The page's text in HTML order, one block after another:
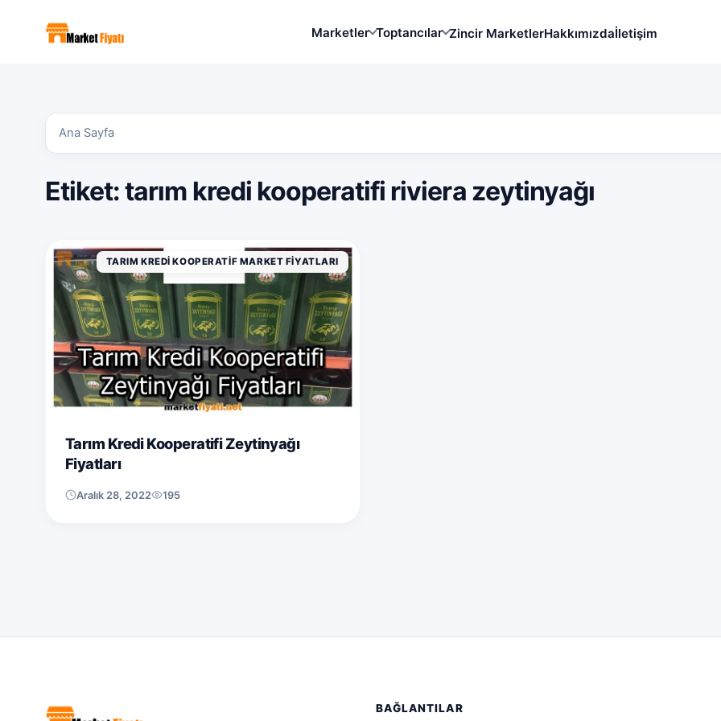
Marketler Toptancılar Zincir MarketlerHakkımızdaİletişim
Ana Sayfa
Etiket:tarım kredi kooperatifi riviera zeytinyağı
TARIM KREDI KOOPERATIF MARKET FIYATLARI
Tarım Kredi Kooperatifi Zeytinyağı
Fiyatları
Aralık 28, 2022 195
BAĞLANTILAR